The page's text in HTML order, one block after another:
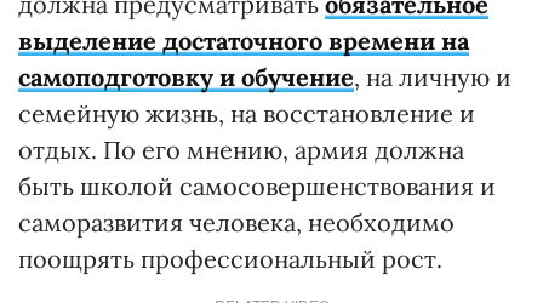
выделение достаточного времени на
самоподготовку и обучение, на личную и
семейную жизнь, на восстановление и
отдых. По его мнению, армия должна
быть школой самосовершенствования и
саморазвития человека, необходимо
поощрять профессиональный рост.